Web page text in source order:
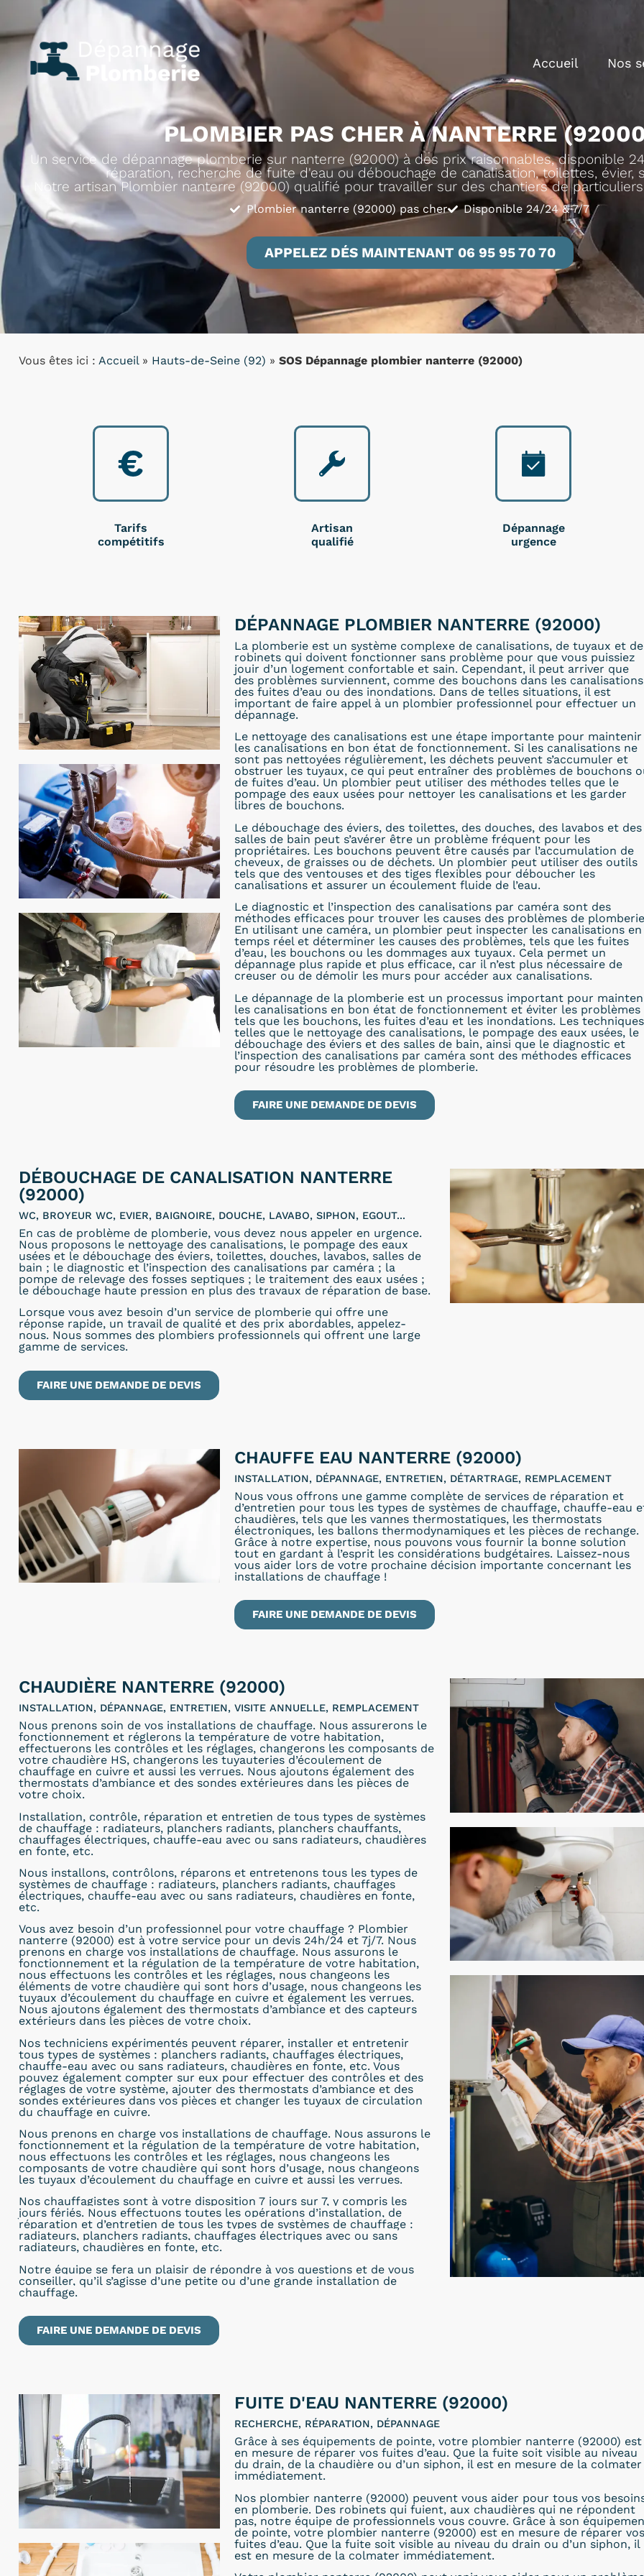
Accueil Nos
PLOMBIER PAS CHER À NANTERRE
Un service de dépannage plomberie sur nanterre (92000) à des prix raisonnables, disponible
réparation, recherche de fuite d'eau ou débouchage de canalisation, toilettes, évier,
Notre artisan Plombier nanterre (92000) qualifié pour travailler sur des chantiers de
Plombier nanterre (92000) pas cher Disponible 24/24 & 7/7
APPELEZ DÉS MAINTENANT 06 95 95 70 70
Vous êtes ici : Accueil» Hauts-de-Seine (92) » SOS Dépannage plombier nanterre (92000)
Tarifs
compétitifs
Artisan
qualifié
Dépannage
urgence
DÉPANNAGE PLOMBIER NANTERRE (92000)
La plomberie est un système complexe de canalisations, de tuyaux et de
robinets qui doivent fonctionner sans problème pour que vous puissiez
jouir d’un logement confortable et sain. Cependant, il peut arriver que
des problèmes surviennent, comme des bouchons dans les
des fuites d’eau ou des inondations. Dans de telles situations, il est
important de faire appel à un plombier professionnel pour effectuer un
dépannage.
Le nettoyage des canalisations est une étape importante pour maintenir
les canalisations en bon état de fonctionnement. Si les canalisations ne
sont pas nettoyées régulièrement, les déchets peuvent s’accumuler et
obstruer les tuyaux, ce qui peut entraîner des problèmes de bouchons
de fuites d’eau. Un plombier peut utiliser des méthodes telles que le
pompage des eaux usées pour nettoyer les canalisations et les garder
libres de bouchons.
Le débouchage des éviers, des toilettes, des douches, des lavabos et des
salles de bain peut s’avérer être un problème fréquent pour les
propriétaires. Les bouchons peuvent être causés par l’accumulation de
cheveux, de graisses ou de déchets. Un plombier peut utiliser des outils
tels que des ventouses et des tiges flexibles pour déboucher les
canalisations et assurer un écoulement fluide de l’eau.
Le diagnostic et l’inspection des canalisations par caméra sont des
méthodes efficaces pour trouver les causes des problèmes de
En utilisant une caméra, un plombier peut inspecter les canalisations en
temps réel et déterminer les causes des problèmes, tels que les fuites
d’eau, les bouchons ou les dommages aux tuyaux. Cela permet un
dépannage plus rapide et plus efficace, car il n’est plus nécessaire de
creuser ou de démolir les murs pour accéder aux canalisations.
Le dépannage de la plomberie est un processus important pour
les canalisations en bon état de fonctionnement et éviter les problèmes
tels que les bouchons, les fuites d’eau et les inondations. Les techniques
telles que le nettoyage des canalisations, le pompage des eaux usées, le
débouchage des éviers et des salles de bain, ainsi que le diagnostic et
l’inspection des canalisations par caméra sont des méthodes efficaces
pour résoudre les problèmes de plomberie.
FAIRE UNE DEMANDE DE DEVIS
DÉBOUCHAGE DE CANALISATION NANTERRE
(92000)
WC, BROYEUR WC, EVIER, BAIGNOIRE, DOUCHE, LAVABO, SIPHON, EGOUT...
En cas de problème de plomberie, vous devez nous appeler en urgence.
Nous proposons le nettoyage des canalisations, le pompage des eaux
usées et le débouchage des éviers, toilettes, douches, lavabos, salles de
bain ; le diagnostic et l’inspection des canalisations par caméra ; la
pompe de relevage des fosses septiques ; le traitement des eaux usées ;
le débouchage haute pression en plus des travaux de réparation de base.
Lorsque vous avez besoin d’un service de plomberie qui offre une
réponse rapide, un travail de qualité et des prix abordables, appelez-
nous. Nous sommes des plombiers professionnels qui offrent une large
gamme de services.
FAIRE UNE DEMANDE DE DEVIS
CHAUFFE EAU NANTERRE (92000)
INSTALLATION, DÉPANNAGE, ENTRETIEN, DÉTARTRAGE, REMPLACEMENT
Nous vous offrons une gamme complète de services de réparation et
d’entretien pour tous les types de systèmes de chauffage, chauffe-eau
chaudières, tels que les vannes thermostatiques, les thermostats
électroniques, les ballons thermodynamiques et les pièces de rechange.
Grâce à notre expertise, nous pouvons vous fournir la bonne solution
tout en gardant à l’esprit les considérations budgétaires. Laissez-nous
vous aider lors de votre prochaine décision importante concernant les
installations de chauffage !
FAIRE UNE DEMANDE DE DEVIS
CHAUDIÈRE NANTERRE (92000)
INSTALLATION, DÉPANNAGE, ENTRETIEN, VISITE ANNUELLE, REMPLACEMENT
Nous prenons soin de vos installations de chauffage. Nous assurerons le
fonctionnement et réglerons la température de votre habitation,
effectuerons les contrôles et les réglages, changerons les composants de
votre chaudière HS, changerons les tuyauteries d’écoulement de
chauffage en cuivre et aussi les verrues. Nous ajoutons également des
thermostats d’ambiance et des sondes extérieures dans les pièces de
votre choix.
Installation, contrôle, réparation et entretien de tous types de systèmes
de chauffage : radiateurs, planchers radiants, planchers chauffants,
chauffages électriques, chauffe-eau avec ou sans radiateurs, chaudières
en fonte, etc.
Nous installons, contrôlons, réparons et entretenons tous les types de
systèmes de chauffage : radiateurs, planchers radiants, chauffages
électriques, chauffe-eau avec ou sans radiateurs, chaudières en fonte,
etc.
Vous avez besoin d’un professionnel pour votre chauffage ? Plombier
nanterre (92000) est à votre service pour un devis 24h/24 et 7j/7. Nous
prenons en charge vos installations de chauffage. Nous assurons le
fonctionnement et la régulation de la température de votre habitation,
nous effectuons les contrôles et les réglages, nous changeons les
éléments de votre chaudière qui sont hors d’usage, nous changeons les
tuyaux d’écoulement du chauffage en cuivre et également les verrues.
Nous ajoutons également des thermostats d’ambiance et des capteurs
extérieurs dans les pièces de votre choix.
Nos techniciens expérimentés peuvent réparer, installer et entretenir
tous types de systèmes : planchers radiants, chauffages électriques,
chauffe-eau avec ou sans radiateurs, chaudières en fonte, etc. Vous
pouvez également compter sur eux pour effectuer des contrôles et des
réglages de votre système, ajouter des thermostats d’ambiance et des
sondes extérieures dans vos pièces et changer les tuyaux de circulation
du chauffage en cuivre.
Nous prenons en charge vos installations de chauffage. Nous assurons le
fonctionnement et la régulation de la température de votre habitation,
nous effectuons les contrôles et les réglages, nous changeons les
composants de votre chaudière qui sont hors d’usage, nous changeons
les tuyaux d’écoulement du chauffage en cuivre et aussi les verrues.
Nos chauffagistes sont à votre disposition 7 jours sur 7, y compris les
jours fériés. Nous effectuons toutes les opérations d’installation, de
réparation et d’entretien de tous les types de systèmes de chauffage :
radiateurs, planchers radiants, chauffages électriques avec ou sans
radiateurs, chaudières en fonte, etc.
Notre équipe se fera un plaisir de répondre à vos questions et de vous
conseiller, qu’il s’agisse d’une petite ou d’une grande installation de
chauffage.
FAIRE UNE DEMANDE DE DEVIS
FUITE D'EAU NANTERRE (92000)
RECHERCHE, RÉPARATION, DÉPANNAGE
Grâce à ses équipements de pointe, votre plombier nanterre (92000) est
en mesure de réparer vos fuites d’eau. Que la fuite soit visible au niveau
du drain, de la chaudière ou d’un siphon, il est en mesure de la colmater
immédiatement.
Nos plombier nanterre (92000) peuvent vous aider pour tous vos
en plomberie. Des robinets qui fuient, aux chaudières qui ne répondent
pas, notre équipe de professionnels vous couvre. Grâce à son
de pointe, votre plombier nanterre (92000) est en mesure de réparer vos
fuites d’eau. Que la fuite soit visible au niveau du drain ou d’un siphon, il
est en mesure de la colmater immédiatement.